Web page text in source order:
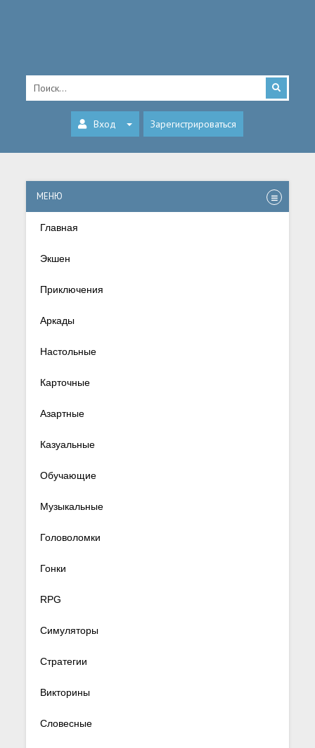
Вход Зарегистрироваться
МЕНЮ
Главная
Экшен
Приключения
Аркады
Настольные
Карточные
Азартные
Казуальные
Обучающие
Музыкальные
Головоломки
Гонки
RPG
Симуляторы
Стратегии
Викторины
Словесные